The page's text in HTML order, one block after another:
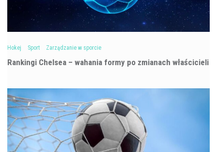
Hokej Sport Zarządzanie w sporcie
Rankingi Chelsea – wahania formy po zmianach właścicieli